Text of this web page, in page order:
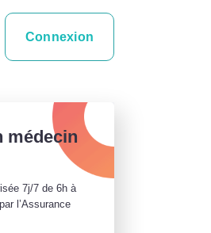
Connexion
médecin
7j/7 de 6h à
l’Assurance